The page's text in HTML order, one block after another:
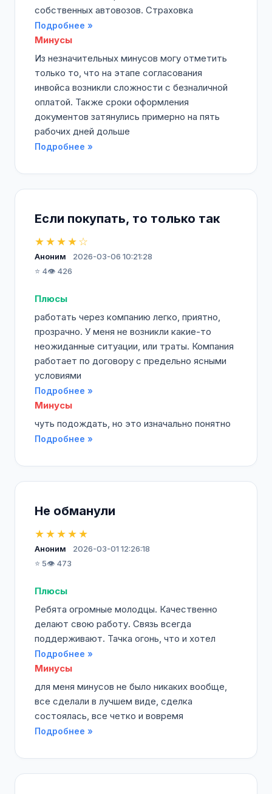
собственных автовозов. Страховка
Подробнее »
Минусы
Из незначительных минусов могу отметить
только то, что на этапе согласования
инвойса возникли сложности с безналичной
оплатой. Также сроки оформления
документов затянулись примерно на пять
рабочих дней дольше
Подробнее »
Если покупать, то только так
★★★★☆
Аноним
2026-03-06 10:21:28
⭐ 4👁️ 426
Плюсы
работать через компанию легко, приятно,
прозрачно. У меня не возникли какие-то
неожиданные ситуации, или траты. Компания
работает по договору с предельно ясными
условиями
Подробнее »
Минусы
чуть подождать, но это изначально понятно
Подробнее »
Не обманули
★★★★★
Аноним
2026-03-01 12:26:18
⭐ 5👁️ 473
Плюсы
Ребята огромные молодцы. Качественно
делают свою работу. Связь всегда
поддерживают. Тачка огонь, что и хотел
Подробнее »
Минусы
для меня минусов не было никаких вообще,
все сделали в лучшем виде, сделка
состоялась, все четко и вовремя
Подробнее »